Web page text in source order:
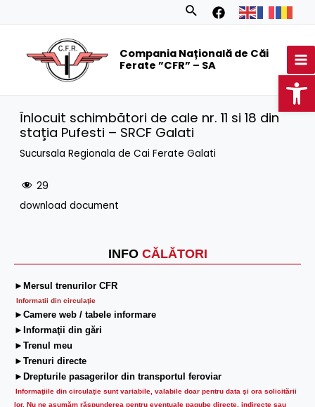
Search
Compania Națională de Căi
Ferate ”CFR” – SA
INFO CĂLĂTORI
►Mersul trenurilor CFR
Informatii din circulaţie
►Camere web / tabele informare
►Informaţii din gări
►Trenul meu
►Trenuri directe
►Drepturile pasagerilor din transportul feroviar
Informaţiile din circulaţie sunt variabile, valabile doar pentru data şi ora solicitării
lor. Nu ne asumăm răspunderea pentru eventuale pagube directe, indirecte sau
Ȋnlocuit schimbători de cale nr. 11 si 18 din
staţia Pufesti – SRCF Galati
Sucursala Regionala de Cai Ferate Galati
29
download document